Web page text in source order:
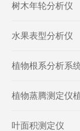
树木年轮分析仪
水果表型分析仪
植物根系分析系
植物蒸腾测定仪
叶面积测定仪